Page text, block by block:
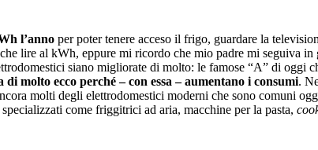
l’anno per poter tenere acceso il frigo, guardare la
lire al kWh, eppure mi ricordo che mio padre mi seguiva in
siano migliorate di molto: le famose “A” di oggi
molto ecco perché – con essa – aumentano i consumi.
molti degli elettrodomestici moderni che sono comuni
come friggitrici ad aria, macchine per la pasta,